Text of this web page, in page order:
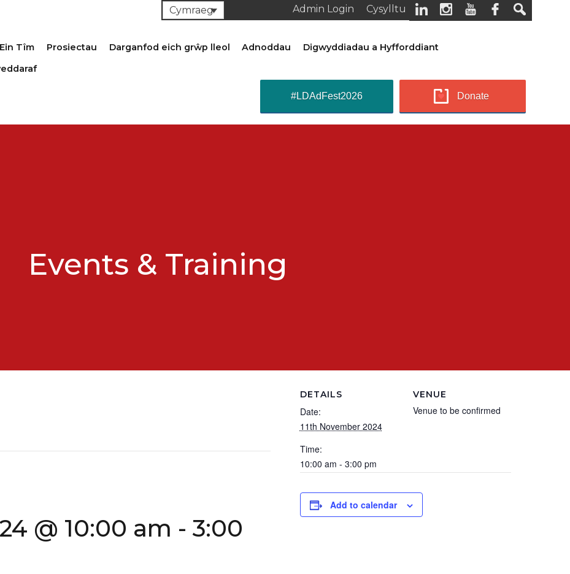
Cysylltu
Admin Login
Cymraeg
Ein Tîm Prosiectau Darganfod eich grŵp lleol Adnoddau
Digwyddiadau a Hyfforddiant
Donate
#LDAdFest2026
Events & Training
@ 10:00 am - 3:00
DETAILS
Date:
11th November 2024
Time:
10:00 am - 3:00 pm
VENUE
Venue to be confirmed
Add to calendar